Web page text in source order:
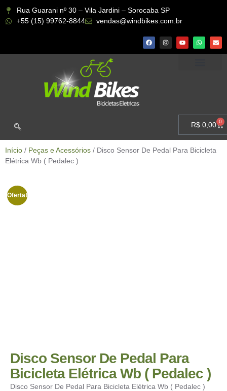
Rua Guarani nº 30 – Vila Jardini – Sorocaba SP
+55 (15) 99762-8844
vendas@windbikes.com.br
R$ 0,00 0
Início / Peças e Acessórios / Disco Sensor De Pedal Para Bicicleta
Elétrica Wb ( Pedalec )
Oferta!
Disco Sensor De Pedal Para
Bicicleta Elétrica Wb ( Pedalec )
Disco Sensor De Pedal Para Bicicleta Elétrica Wb ( Pedalec )